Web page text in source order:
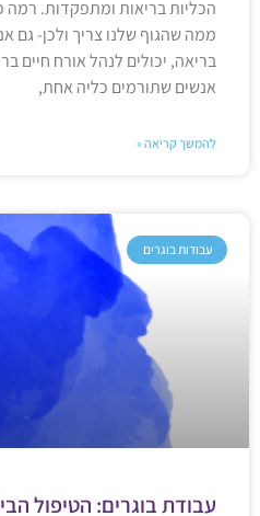
הכליות בריאות ומתפקדות. רמה
ממה שהגוף שלנו צריך ולכן- גם
בריאה, יכולים לנהל אורח חיים
אנשים שתורמים כליה אחת,
להמשך קריאה »
עבודות בוגרים
עבודת בוגרים: הטיפול